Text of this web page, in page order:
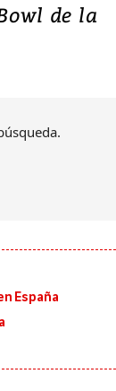
de la
España
provocando una